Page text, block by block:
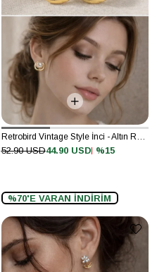
Retrobird Vintage Style İnci - Altın Renkli Tasarım Küpe
%15
44.90 USD
52.90 USD
%70'E VARAN İNDİRİM